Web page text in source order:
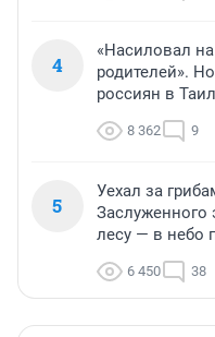
4
«Насиловал
родителей».
россиян в
8 362 9
5
Уехал за
Заслуженного
лесу — в небо
6 450 38